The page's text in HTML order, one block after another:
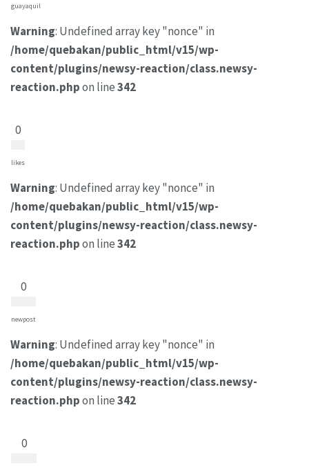
guayaquil
Warning: Undefined array key "nonce" in
/home/quebakan/public_html/v15/wp-
content/plugins/newsy-reaction/class.newsy-
reaction.phpon line342
0
likes
Warning: Undefined array key "nonce" in
/home/quebakan/public_html/v15/wp-
content/plugins/newsy-reaction/class.newsy-
reaction.phpon line342
0
newpost
Warning: Undefined array key "nonce" in
/home/quebakan/public_html/v15/wp-
content/plugins/newsy-reaction/class.newsy-
reaction.phpon line342
0